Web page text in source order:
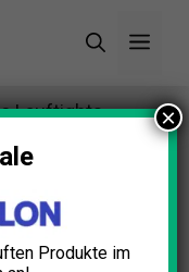
Lauftights
Produkte im
×